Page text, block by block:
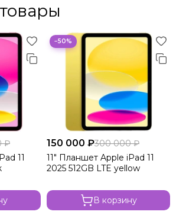
₽
11
−50%
150 000 ₽300 000 ₽
11" Планшет Apple iPad 11
2025 512GB LTE yellow
В корзину